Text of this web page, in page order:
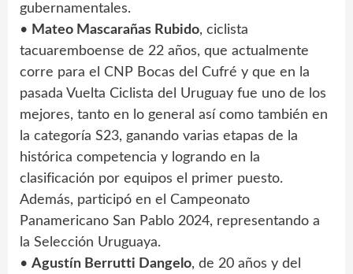
gubernamentales.
• Mateo Mascarañas Rubido, ciclista
tacuaremboense de 22 años, que actualmente
corre para el CNP Bocas del Cufré y que en la
pasada Vuelta Ciclista del Uruguay fue uno de los
mejores, tanto en lo general así como también en
la categoría S23, ganando varias etapas de la
histórica competencia y logrando en la
clasificación por equipos el primer puesto.
Además, participó en el Campeonato
Panamericano San Pablo 2024, representando a
la Selección Uruguaya.
• Agustín Berrutti Dangelo, de 20 años y del